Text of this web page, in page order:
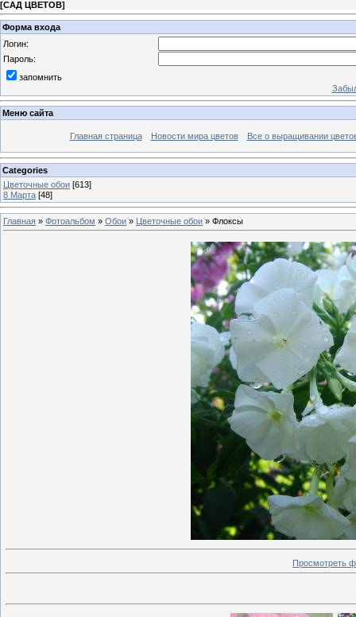
[САД ЦВЕТОВ]
Форма входа
Логин:
Пароль:
запомнить
Меню сайта
Главная страница Новости мира цветов Все о выращивании
Categories
Цветочные обои [613]
8 Марта [48]
Главная » Фотоальбом » Обои » Цветочные обои » Флоксы
Просмотреть